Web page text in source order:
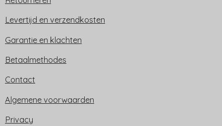
Levertijd en verzendkosten
Garantie en klachten
Betaalmethodes
Contact
Algemene voorwaarden
Privacy